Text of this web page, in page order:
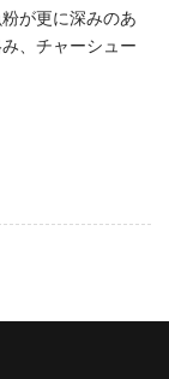
が更に深みのあ
、チャーシュー